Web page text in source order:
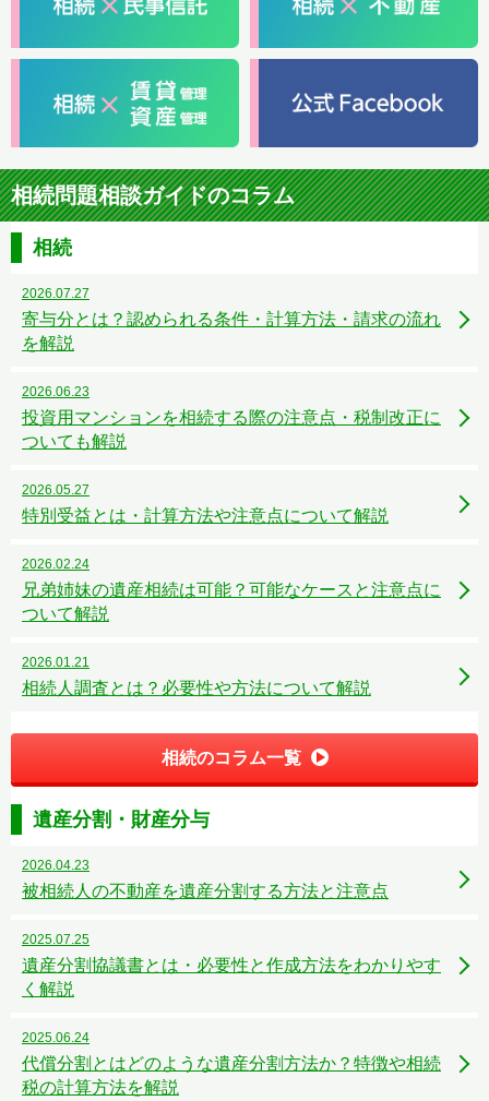
相続問題相談ガイドのコラム
相続
2026.07.27
寄与分とは？認められる条件・計算方法・請求の流れ
を解説
2026.06.23
投資用マンションを相続する際の注意点・税制改正に
ついても解説
2026.05.27
特別受益とは・計算方法や注意点について解説
2026.02.24
兄弟姉妹の遺産相続は可能？可能なケースと注意点に
ついて解説
2026.01.21
相続人調査とは？必要性や方法について解説
相続のコラム一覧
遺産分割・財産分与
2026.04.23
被相続人の不動産を遺産分割する方法と注意点
2025.07.25
遺産分割協議書とは・必要性と作成方法をわかりやす
く解説
2025.06.24
代償分割とはどのような遺産分割方法か？特徴や相続
税の計算方法を解説